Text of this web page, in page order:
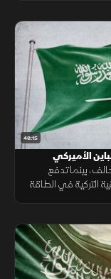
46:15
الأميركي
بينما تدفع
التركية في الطاقة